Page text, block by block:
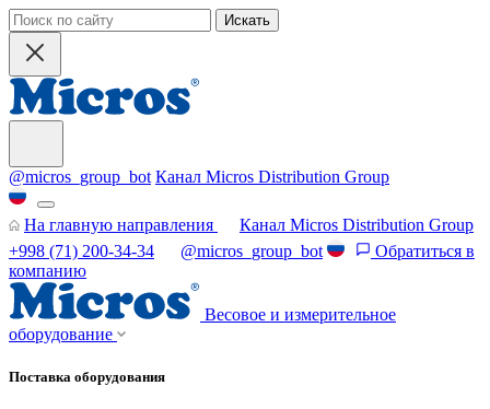
Искать
@micros_group_bot Канал Micros Distribution Group
На главную направления
Канал Micros Distribution Group
+998 (71) 200-34-34
@micros_group_bot
Обратиться в
компанию
Весовое и измерительное
оборудование
Поставка оборудования